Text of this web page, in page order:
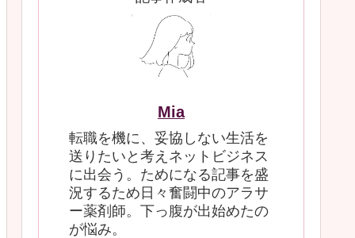
Mia
転職を機に、妥協しない生活を
送りたいと考えネットビジネス
に出会う。ためになる記事を盛
況するため日々奮闘中のアラサ
ー薬剤師。下っ腹が出始めたの
が悩み。